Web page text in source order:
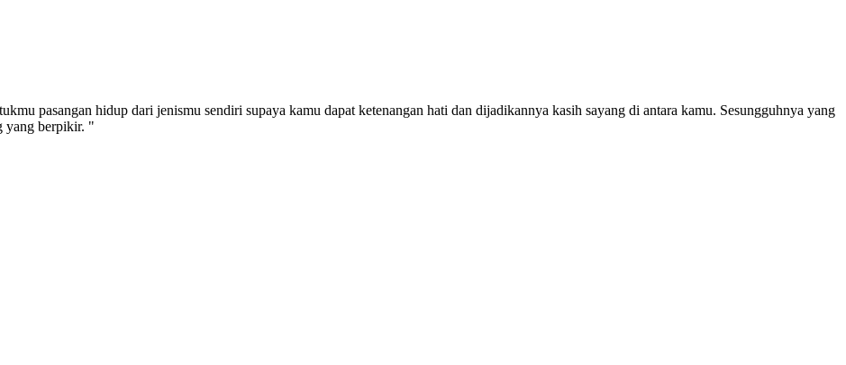
pasangan hidup dari jenismu sendiri supaya kamu dapat ketenangan hati dan dijadikannya kasih sayang di antara kamu. Sesungguhnya yang
yang berpikir. "